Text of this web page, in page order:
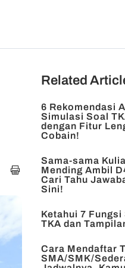
Related
6 Rekomendasi
Simulasi Soal
dengan Fitur
Cobain!
Sama-sama
Mending Ambil
Cari Tahu
Sini!
Ketahui 7
TKA dan
Cara Mendaftar
SMA/SMK/